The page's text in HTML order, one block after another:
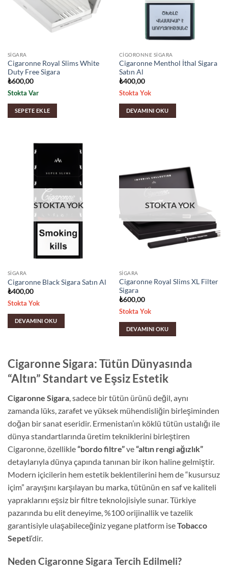
SIGARA
Cigaronne Royal Slims White
Duty Free Sigara
₺600,00
Stokta Var
SEPETE EKLE
CIGORONNE SIGARA
Cigaronne Menthol İthal Sigara
Satın Al
₺400,00
Stokta Yok
DEVAMINI OKU
STOKTA YOK
SIGARA
Cigaronne Black Sigara Satın Al
₺400,00
Stokta Yok
DEVAMINI OKU
STOKTA YOK
SIGARA
Cigaronne Royal Slims XL Filter
Sigara
₺600,00
Stokta Yok
DEVAMINI OKU
Cigaronne Sigara: Tütün Dünyasında
“Altın” Standart ve Eşsiz Estetik
Cigaronne Sigara, sadece bir tütün ürünü değil, aynı
zamanda lüks, zarafet ve yüksek mühendisliğin birleşiminden
doğan bir sanat eseridir. Ermenistan’ın köklü tütün ustalığı ile
dünya standartlarında üretim tekniklerini birleştiren
Cigaronne, özellikle“bordo filtre”ve“altın rengi ağızlık”
detaylarıyla dünya çapında tanınan bir ikon haline gelmiştir.
Modern içicilerin hem estetik beklentilerini hem de “kusursuz
içim” arayışını karşılayan bu marka, tütünün en saf ve kaliteli
yapraklarını eşsiz bir filtre teknolojisiyle sunar. Türkiye
pazarında bu elit deneyime, %100 orijinallik ve tazelik
garantisiyle ulaşabileceğiniz yegane platform iseTobacco
Sepeti‘dir.
Neden Cigaronne Sigara Tercih Edilmeli?